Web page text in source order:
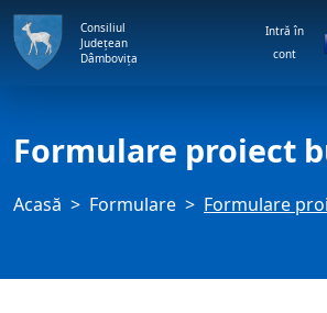
Consiliul
Județean
Dâmbovița
Intră în
cont
Formulare proiect
Acasă Formulare Formulare